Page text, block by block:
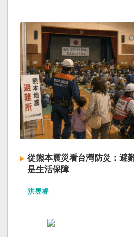
從熊本震災看台灣防災：避
是生活保障
洪昱睿